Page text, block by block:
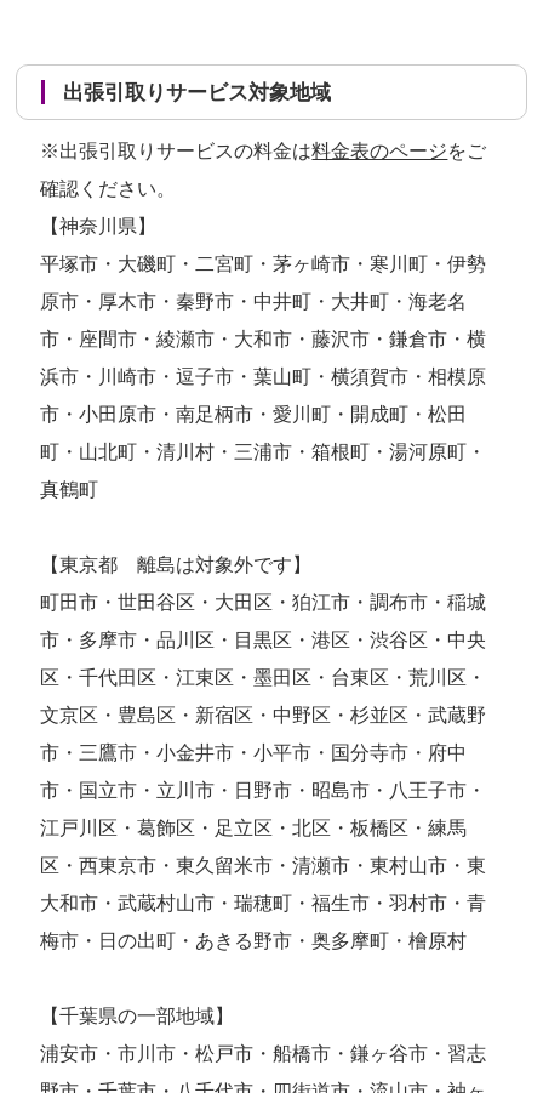
出張引取りサービス対象地域
※出張引取りサービスの料金は料金表のページをご
確認ください。
【神奈川県】
平塚市・大磯町・二宮町・茅ヶ崎市・寒川町・伊勢
原市・厚木市・秦野市・中井町・大井町・海老名
市・座間市・綾瀬市・大和市・藤沢市・鎌倉市・横
浜市・川崎市・逗子市・葉山町・横須賀市・相模原
市・小田原市・南足柄市・愛川町・開成町・松田
町・山北町・清川村・三浦市・箱根町・湯河原町・
真鶴町
【東京都 離島は対象外です】
町田市・世田谷区・大田区・狛江市・調布市・稲城
市・多摩市・品川区・目黒区・港区・渋谷区・中央
区・千代田区・江東区・墨田区・台東区・荒川区・
文京区・豊島区・新宿区・中野区・杉並区・武蔵野
市・三鷹市・小金井市・小平市・国分寺市・府中
市・国立市・立川市・日野市・昭島市・八王子市・
江戸川区・葛飾区・足立区・北区・板橋区・練馬
区・西東京市・東久留米市・清瀬市・東村山市・東
大和市・武蔵村山市・瑞穂町・福生市・羽村市・青
梅市・日の出町・あきる野市・奥多摩町・檜原村
【千葉県の一部地域】
浦安市・市川市・松戸市・船橋市・鎌ヶ谷市・習志